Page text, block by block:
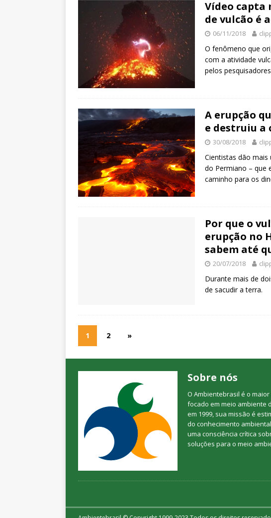
Vídeo capta
de vulcão é
06/11/2018
O fenômeno que
com a atividade
pelos pesquisadores
A erupção
e destruiu a
30/08/2018
Cientistas dão mais
do Permiano – que
caminho para os
Por que o
erupção no
sabem até
20/07/2018
Durante mais de
de sacudir a terra.
1 2 »
Sobre nós
O Ambientebrasil é o
focado em meio ambiente
em 1999, sua missão é
do conhecimento
uma consciência crítica
soluções para o meio